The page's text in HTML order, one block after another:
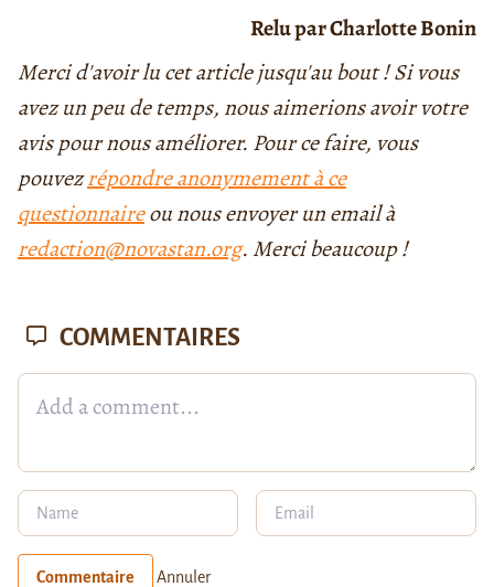
Relu par Charlotte Bonin
Merci d'avoir lu cet article jusqu'au bout ! Si vous
avez un peu de temps, nous aimerions avoir votre
avis pour nous améliorer. Pour ce faire, vous
pouvezrépondre anonymement à ce
questionnaireou nous envoyer un email à
redaction@novastan.org. Merci beaucoup !
COMMENTAIRES
Commentaire Annuler